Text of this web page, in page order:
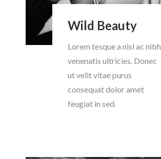
Wild Beauty
Lorem tesque a nisl ac nibh
venenatis ultricies. Donec
ut velit vitae purus
consequat dolor amet
feugiat in sed.